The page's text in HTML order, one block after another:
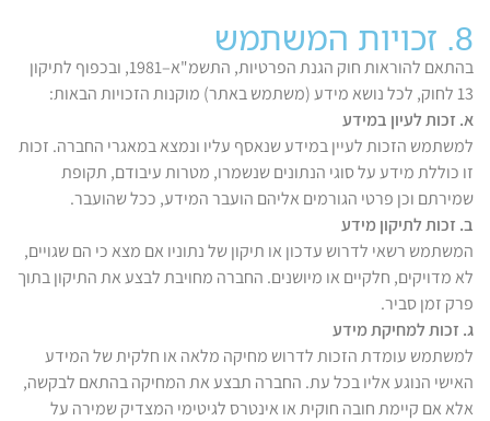
8. זכויות המשתמש
בהתאם להוראות חוק הגנת הפרטיות, התשמ"א–1981, ובכפוף לתיקון
13 לחוק, לכל נושא מידע (משתמש באתר) מוקנות הזכויות הבאות:
א. זכות לעיון במידע
למשתמש הזכות לעיין במידע שנאסף עליו ונמצא במאגרי החברה. זכות
זו כוללת מידע על סוגי הנתונים שנשמרו, מטרות עיבודם, תקופת
שמירתם וכן פרטי הגורמים אליהם הועבר המידע, ככל שהועבר.
ב. זכות לתיקון מידע
המשתמש רשאי לדרוש עדכון או תיקון של נתוניו אם מצא כי הם שגויים,
לא מדויקים, חלקיים או מיושנים. החברה מחויבת לבצע את התיקון בתוך
פרק זמן סביר.
ג. זכות למחיקת מידע
למשתמש עומדת הזכות לדרוש מחיקה מלאה או חלקית של המידע
האישי הנוגע אליו בכל עת. החברה תבצע את המחיקה בהתאם לבקשה,
אלא אם קיימת חובה חוקית או אינטרס לגיטימי המצדיק שמירה על